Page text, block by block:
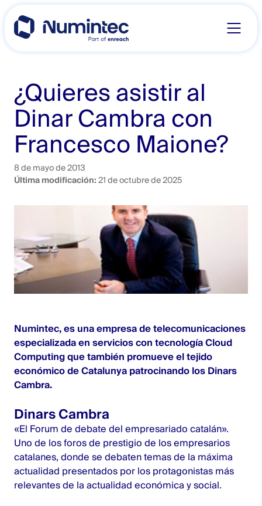
Skip
content
¿Quieres asistir al
Dinar Cambra con
Francesco Maione?
8 de mayo de 2013
Última modificación: 21 de octubre de 2025
Numintec, es una empresa de telecomunicaciones
especializada en servicios con tecnología Cloud
Computing que también promueve el tejido
económico de Catalunya patrocinando los Dinars
Cambra.
Dinars Cambra
«El Forum de debate del empresariado catalán».
Uno de los foros de prestigio de los empresarios
catalanes, donde se debaten temas de la máxima
actualidad presentados por los protagonistas más
relevantes de la actualidad económica y social.